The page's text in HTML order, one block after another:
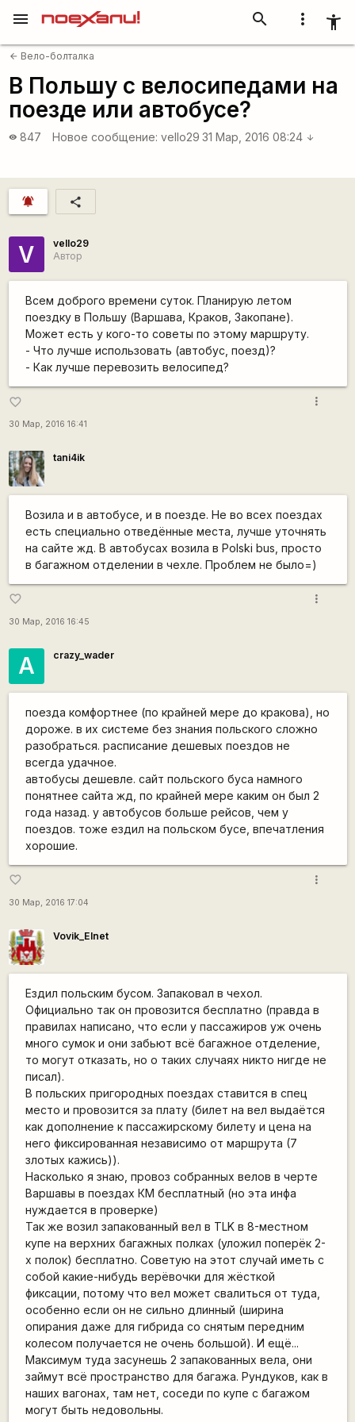
more_vert accessibility_new
search
menu
arrow_back Вело-болталка
В Польшу с велосипедами на
поезде или автобусе?
visibility 847 Новое сообщение: vello29 31 Мар, 2016 08:24 arrow_downward
notifications_active share
V
vello29
Автор
Всем доброго времени суток. Планирую летом
поездку в Польшу (Варшава, Краков, Закопане).
Может есть у кого-то советы по этому маршруту.
- Что лучше использовать (автобус, поезд)?
- Как лучше перевозить велосипед?
favorite_border
30 Мар, 2016 16:41
more_vert
tani4ik
Возила и в автобусе, и в поезде. Не во всех поездах
есть специально отведённые места, лучше уточнять
на сайте жд. В автобусах возила в Polski bus, просто
в багажном отделении в чехле. Проблем не было=)
favorite_border
30 Мар, 2016 16:45
more_vert
А crazy_wader
поезда комфортнее (по крайней мере до кракова), но
дороже. в их системе без знания польского сложно
разобраться. расписание дешевых поездов не
всегда удачное.
автобусы дешевле. сайт польского буса намного
понятнее сайта жд, по крайней мере каким он был 2
года назад. у автобусов больше рейсов, чем у
поездов. тоже ездил на польском бусе, впечатления
хорошие.
favorite_border
30 Мар, 2016 17:04
more_vert
Vovik_Elnet
Ездил польским бусом. Запаковал в чехол.
Официально так он провозится бесплатно (правда в
правилах написано, что если у пассажиров уж очень
много сумок и они забьют всё багажное отделение,
то могут отказать, но о таких случаях никто нигде не
писал).
В польских пригородных поездах ставится в спец
место и провозится за плату (билет на вел выдаётся
как дополнение к пассажирскому билету и цена на
него фиксированная независимо от маршрута (7
злотых кажись)).
Насколько я знаю, провоз собранных велов в черте
Варшавы в поездах КМ бесплатный (но эта инфа
нуждается в проверке)
Так же возил запакованный вел в TLK в 8-местном
купе на верхних багажных полках (уложил поперёк 2-
х полок) бесплатно. Советую на этот случай иметь с
собой какие-нибудь верёвочки для жёсткой
фиксации, потому что вел может свалиться от туда,
особенно если он не сильно длинный (ширина
опирания даже для гибрида со снятым передним
колесом получается не очень большой). И ещё...
Максимум туда засунешь 2 запакованных вела, они
займут всё пространство для багажа. Рундуков, как в
наших вагонах, там нет, соседи по купе с багажом
могут быть недовольны.